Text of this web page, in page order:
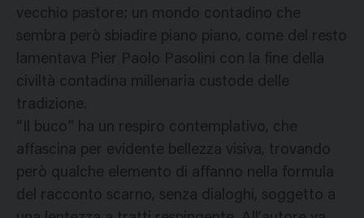
vecchio pastore; un mondo contadino che
sembra però sbiadire piano piano, come del resto
lamentava Pier Paolo Pasolini con la fine della
civiltà contadina millenaria custode delle
tradizione.
“Il buco” ha un respiro contemplativo, che
affascina per evidente bellezza visiva, trovando
però qualche elemento di affanno nella formula
del racconto scarno, senza dialoghi, soggetto a